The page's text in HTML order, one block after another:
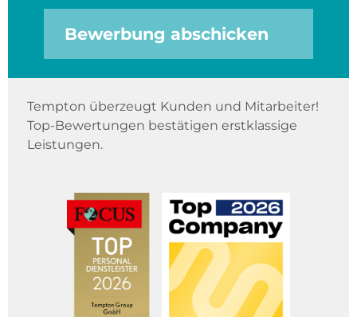
Bewerbung abschicken
Tempton überzeugt Kunden und Mitarbeiter!
Top-Bewertungen bestätigen erstklassige
Leistungen.